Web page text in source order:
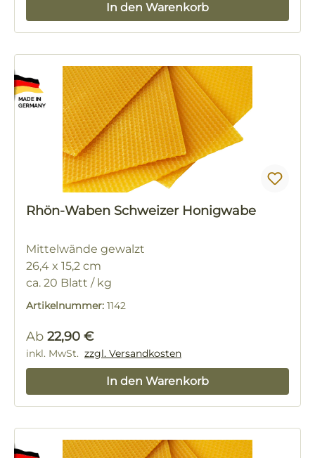
In den Warenkorb
Rhön-Waben Schweizer Honigwabe
Mittelwände gewalzt
26,4 x 15,2 cm
ca. 20 Blatt / kg
Artikelnummer: 1142
Regulärer Preis:
Ab 22,90 €
inkl. MwSt. zzgl. Versandkosten
In den Warenkorb